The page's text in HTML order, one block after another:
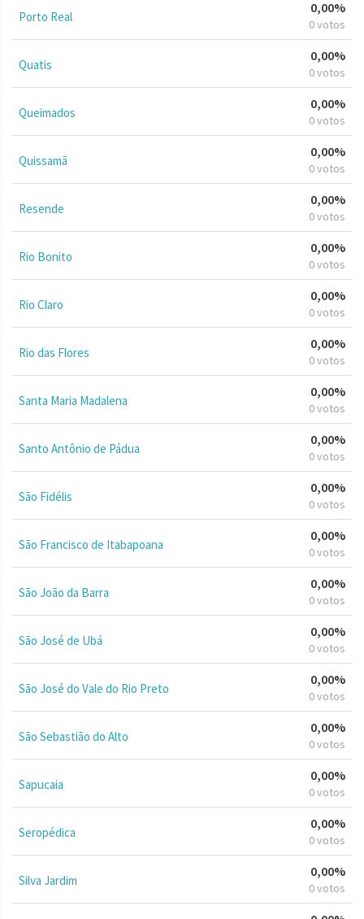
Porto Real
0,00%
0 votos
Quatis
0,00%
0 votos
Queimados
0,00%
0 votos
Quissamã
0,00%
0 votos
Resende
0,00%
0 votos
Rio Bonito
0,00%
0 votos
Rio Claro
0,00%
0 votos
Rio das Flores
0,00%
0 votos
Santa Maria Madalena
0,00%
0 votos
Santo Antônio de Pádua
0,00%
0 votos
São Fidélis
0,00%
0 votos
São Francisco de Itabapoana
0,00%
0 votos
São João da Barra
0,00%
0 votos
São José de Ubá
0,00%
0 votos
São José do Vale do Rio Preto
0,00%
0 votos
São Sebastião do Alto
0,00%
0 votos
Sapucaia
0,00%
0 votos
Seropédica
0,00%
0 votos
Silva Jardim
0,00%
0 votos